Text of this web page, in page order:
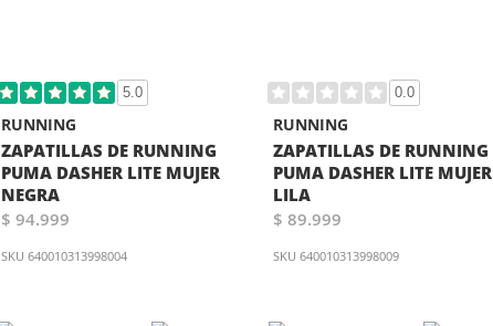
5.0
RUNNING
ZAPATILLAS DE RUNNING
PUMA DASHER LITE MUJER
NEGRA
$ 94.999
SKU 640010313998004
0.0
RUNNING
ZAPATILLAS DE RUNNING
PUMA DASHER LITE MUJER
LILA
$ 89.999
SKU 640010313998009